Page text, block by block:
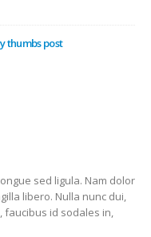
thumbs post
sed ligula. Nam dolor
libero. Nulla nunc dui,
faucibus id sodales in,